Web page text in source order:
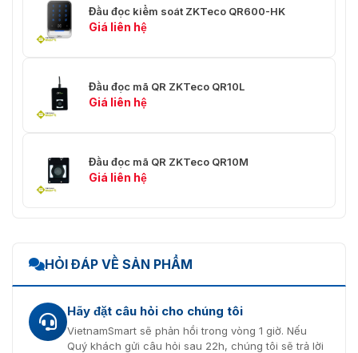
Đầu đọc kiểm soát ZKTeco QR600-HK
Giá liên hệ
Đầu đọc mã QR ZKTeco QR10L
Giá liên hệ
Đầu đọc mã QR ZKTeco QR10M
Giá liên hệ
HỎI ĐÁP VỀ SẢN PHẨM
Hãy đặt câu hỏi cho chúng tôi
VietnamSmart sẽ phản hồi trong vòng 1 giờ. Nếu
Quý khách gửi câu hỏi sau 22h, chúng tôi sẽ trả lời